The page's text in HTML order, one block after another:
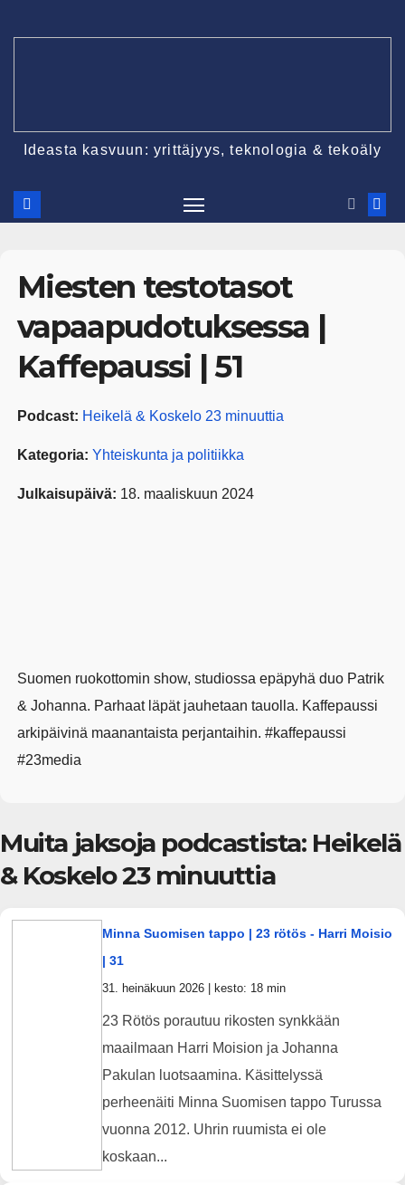
Ideasta kasvuun: yrittäjyys, teknologia & tekoäly
Miesten testotasot
vapaapudotuksessa |
Kaffepaussi | 51
Podcast: Heikelä & Koskelo 23 minuuttia
Kategoria: Yhteiskunta ja politiikka
Julkaisupäivä: 18. maaliskuun 2024
Suomen ruokottomin show, studiossa epäpyhä duo Patrik
& Johanna. Parhaat läpät jauhetaan tauolla. Kaffepaussi
arkipäivinä maanantaista perjantaihin. #kaffepaussi
#23media
Muita jaksoja podcastista: Heikelä
& Koskelo 23 minuuttia
Minna Suomisen tappo | 23 rötös - Harri Moisio
| 31
31. heinäkuun 2026 | kesto: 18 min
23 Rötös porautuu rikosten synkkään
maailmaan Harri Moision ja Johanna
Pakulan luotsaamina. Käsittelyssä
perheenäiti Minna Suomisen tappo Turussa
vuonna 2012. Uhrin ruumista ei ole
koskaan...